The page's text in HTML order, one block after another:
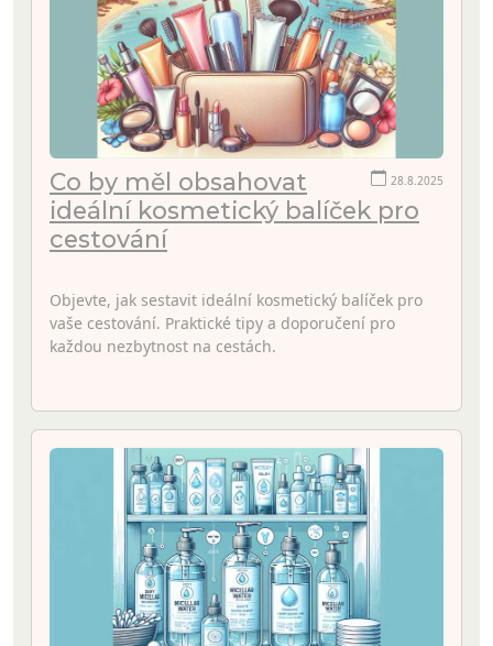
28.8.2025
Co by měl obsahovat
ideální kosmetický balíček pro
cestování
Objevte, jak sestavit ideální kosmetický balíček pro
vaše cestování. Praktické tipy a doporučení pro
každou nezbytnost na cestách.